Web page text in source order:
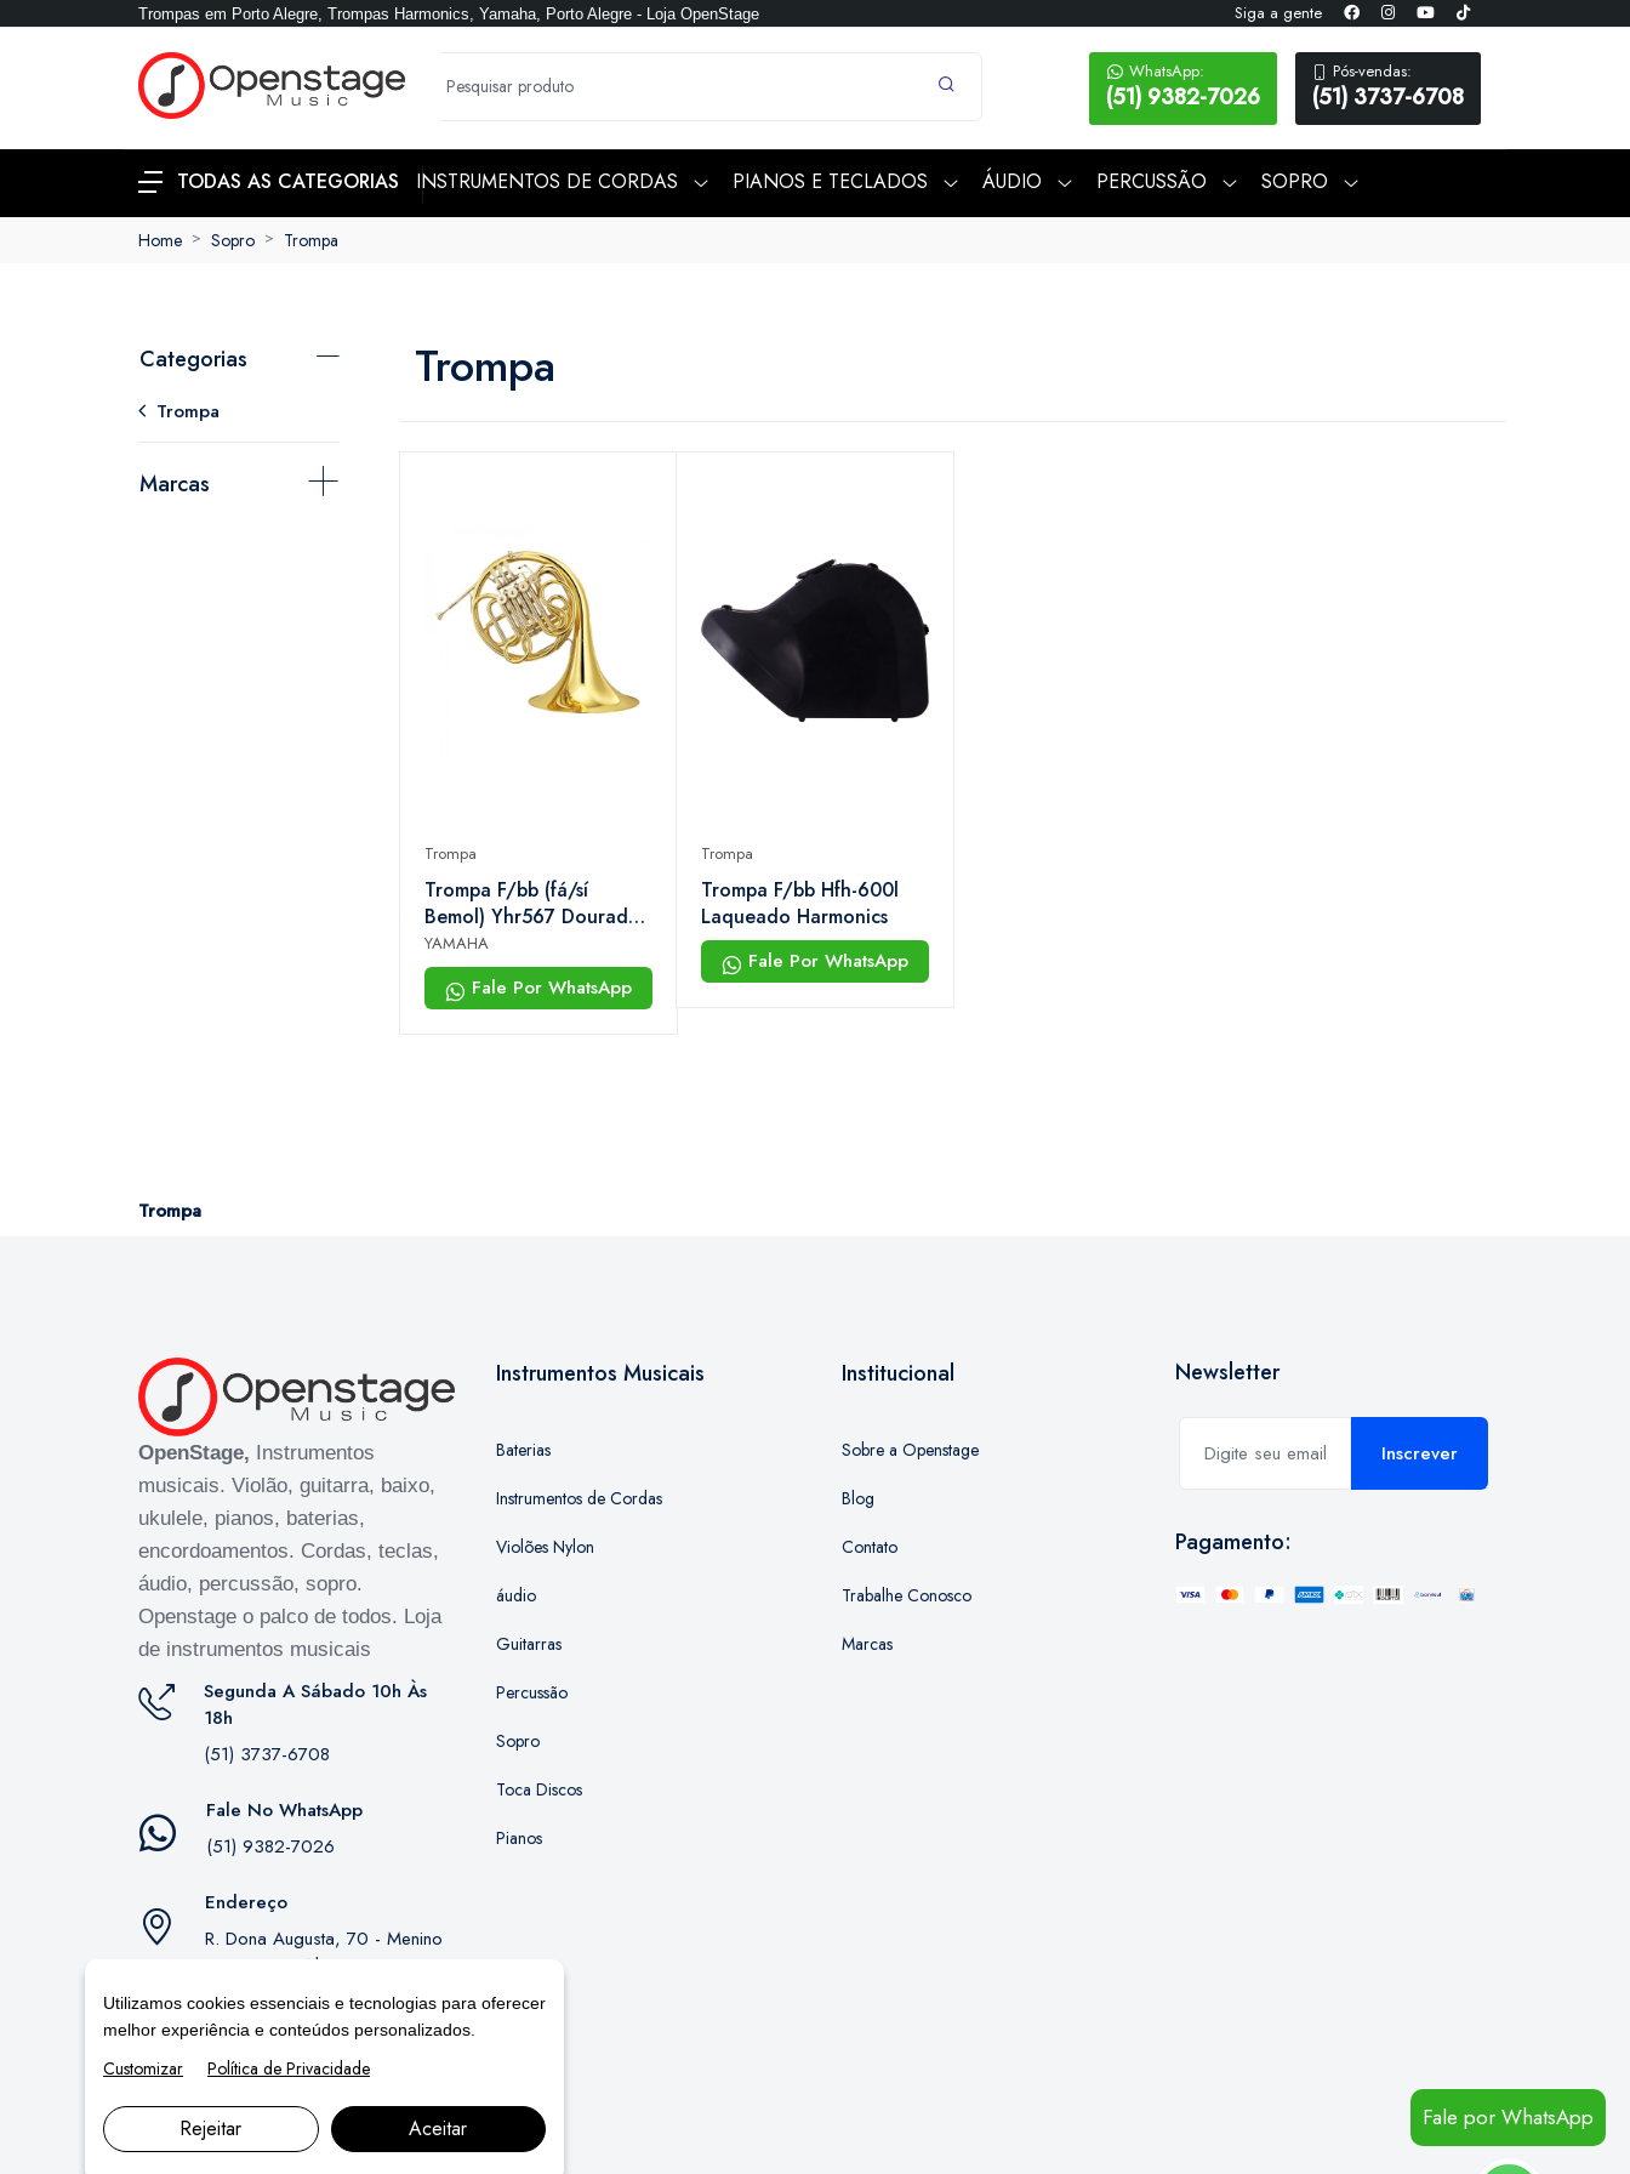
Trompas em Porto Alegre, Trompas Harmonics, Yamaha, Porto Alegre - Loja OpenStage Siga a gente
WhatsApp:
(51) 9382-7026
Pós-vendas:
(51) 3737-6708
TODAS AS CATEGORIAS INSTRUMENTOS DE CORDAS PIANOS E TECLADOS ÁUDIO PERCUSSÃO SOPRO
Home Sopro Trompa
Categorias
Trompa
Marcas
Trompa
Trompa
Trompa F/bb (fá/sí
Bemol) Yhr567 Dourado
Yamaha
YAMAHA
Fale Por WhatsApp
Trompa
Trompa F/bb Hfh-600l
Laqueado Harmonics
Fale Por WhatsApp
Trompa
OpenStage, Instrumentos
musicais. Violão, guitarra, baixo,
ukulele, pianos, baterias,
encordoamentos. Cordas, teclas,
áudio, percussão, sopro.
Openstage o palco de todos. Loja
de instrumentos musicais
Segunda A Sábado 10h Às
18h
(51) 3737-6708
Fale No WhatsApp
(51) 9382-7026
Endereço
R. Dona Augusta, 70 - Menino
Deus, Porto Alegre - RS,
90850-130
Instrumentos Musicais
Baterias
Instrumentos de Cordas
Violões Nylon
áudio
Guitarras
Percussão
Sopro
Toca Discos
Pianos
Institucional
Sobre a Openstage
Blog
Contato
Trabalhe Conosco
Marcas
Newsletter
Inscrever
Pagamento:
Fale por WhatsApp
Utilizamos cookies essenciais e tecnologias para oferecer
melhor experiência e conteúdos personalizados.
Customizar Política de Privacidade
Rejeitar Aceitar